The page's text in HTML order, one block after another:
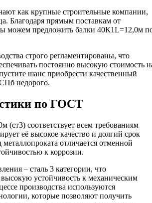
как крупные строительные компании,
Благодаря прямым поставкам от
можем предложить балки 40К1L=12,0м
строго регламентированы, что
постоянно высокую стоимость
шанс приобрести качественный
недорого.
по ГОСТ
(ст3) соответствует всем требованиям
её высокое качество и долгий срок
отличается отменной
к коррозии.
– сталь 3 категории, что
высокую устойчивость к механическим
производства используются
которые позволяют получить